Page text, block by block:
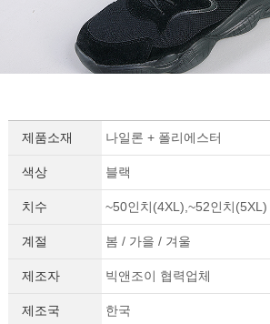
제품소재 나일론 + 폴리에스터
색상 블랙
치수 ~50인치(4XL),~52인치(5XL)
계절 봄 / 가을 / 겨울
제조자 빅앤조이 협력업체
제조국 한국